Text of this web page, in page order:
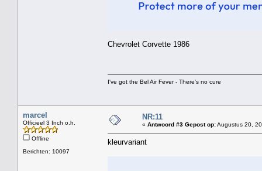
Chevrolet Corvette 1986
I've got the Bel Air Fever - There's no cure
marcel
Officieel 3 Inch o.h.
Offline
Berichten: 10097
NR:11
« Antwoord #3 Gepost op:Augustus 20,
kleurvariant